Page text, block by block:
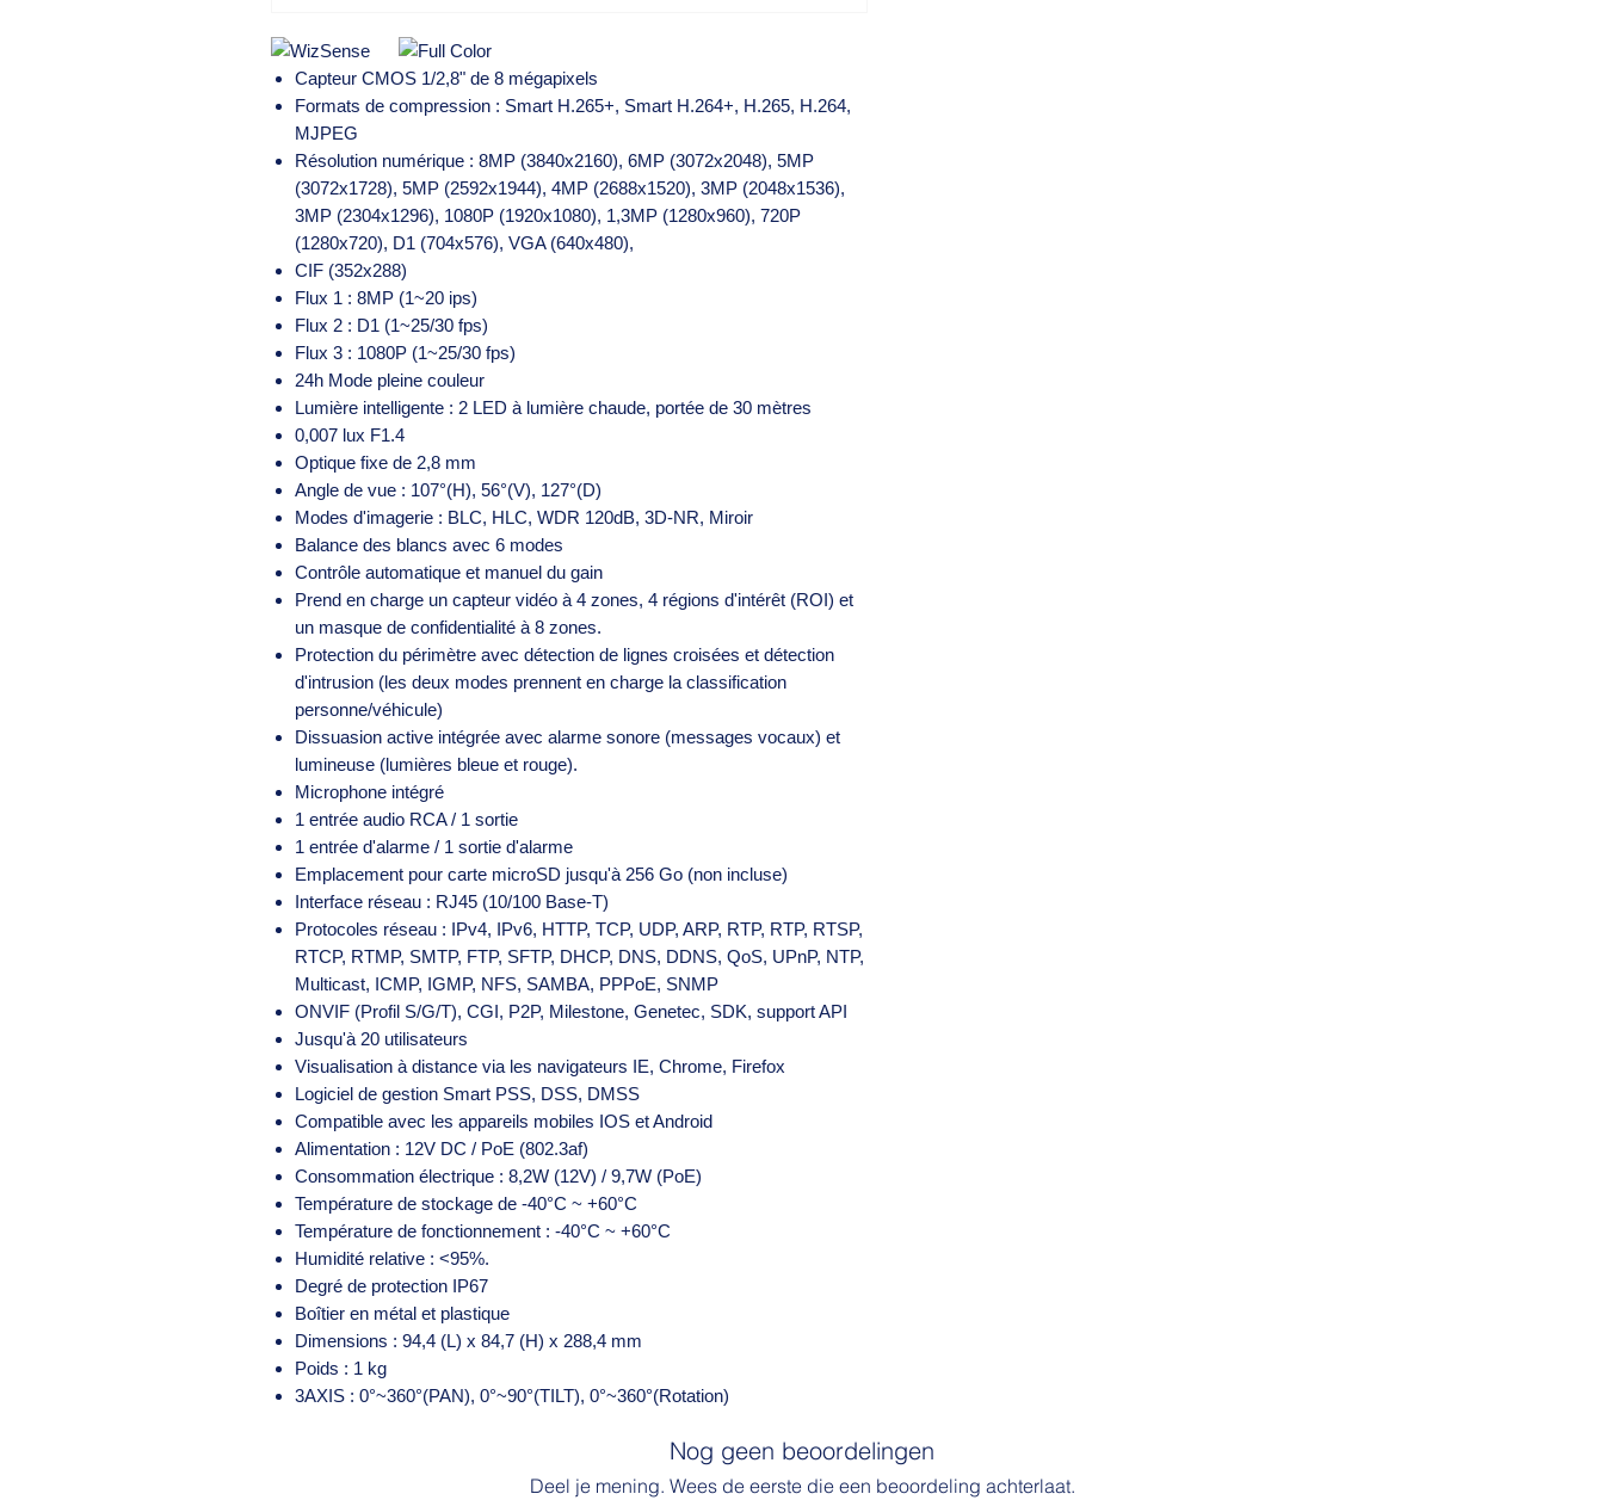
Capteur CMOS 1/2,8" de 8 mégapixels
Formats de compression : Smart H.265+, Smart H.264+, H.265, H.264,
MJPEG
Résolution numérique : 8MP (3840x2160), 6MP (3072x2048), 5MP
(3072x1728), 5MP (2592x1944), 4MP (2688x1520), 3MP (2048x1536),
3MP (2304x1296), 1080P (1920x1080), 1,3MP (1280x960), 720P
(1280x720), D1 (704x576), VGA (640x480),
CIF (352x288)
Flux 1 : 8MP (1~20 ips)
Flux 2 : D1 (1~25/30 fps)
Flux 3 : 1080P (1~25/30 fps)
24h Mode pleine couleur
Lumière intelligente : 2 LED à lumière chaude, portée de 30 mètres
0,007 lux F1.4
Optique fixe de 2,8 mm
Angle de vue : 107°(H), 56°(V), 127°(D)
Modes d'imagerie : BLC, HLC, WDR 120dB, 3D-NR, Miroir
Balance des blancs avec 6 modes
Contrôle automatique et manuel du gain
Prend en charge un capteur vidéo à 4 zones, 4 régions d'intérêt (ROI) et
un masque de confidentialité à 8 zones.
Protection du périmètre avec détection de lignes croisées et détection
d'intrusion (les deux modes prennent en charge la classification
personne/véhicule)
Dissuasion active intégrée avec alarme sonore (messages vocaux) et
lumineuse (lumières bleue et rouge).
Microphone intégré
1 entrée audio RCA / 1 sortie
1 entrée d'alarme / 1 sortie d'alarme
Emplacement pour carte microSD jusqu'à 256 Go (non incluse)
Interface réseau : RJ45 (10/100 Base-T)
Protocoles réseau : IPv4, IPv6, HTTP, TCP, UDP, ARP, RTP, RTP, RTSP,
RTCP, RTMP, SMTP, FTP, SFTP, DHCP, DNS, DDNS, QoS, UPnP, NTP,
Multicast, ICMP, IGMP, NFS, SAMBA, PPPoE, SNMP
ONVIF (Profil S/G/T), CGI, P2P, Milestone, Genetec, SDK, support API
Jusqu'à 20 utilisateurs
Visualisation à distance via les navigateurs IE, Chrome, Firefox
Logiciel de gestion Smart PSS, DSS, DMSS
Compatible avec les appareils mobiles IOS et Android
Alimentation : 12V DC / PoE (802.3af)
Consommation électrique : 8,2W (12V) / 9,7W (PoE)
Température de stockage de -40°C ~ +60°C
Température de fonctionnement : -40°C ~ +60°C
Humidité relative : <95%.
Degré de protection IP67
Boîtier en métal et plastique
Dimensions : 94,4 (L) x 84,7 (H) x 288,4 mm
Poids : 1 kg
3AXIS : 0°~360°(PAN), 0°~90°(TILT), 0°~360°(Rotation)
Nog geen beoordelingen
Deel je mening. Wees de eerste die een beoordeling achterlaat.